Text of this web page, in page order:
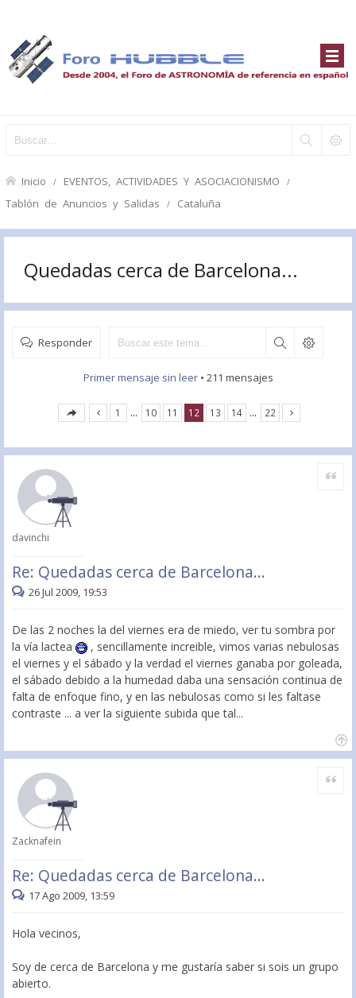
Inicio EVENTOS, ACTIVIDADES Y ASOCIACIONISMO
Tablón de Anuncios y Salidas Cataluña
Quedadas cerca de Barcelona...
Responder
Primer mensaje sin leer• 211 mensajes
1 … 10 11 12 13 14 … 22
davinchi
Re: Quedadas cerca de Barcelona...
Citar
26 Jul 2009, 19:53
De las 2 noches la del viernes era de miedo, ver tu sombra por
la vía lactea
, sencillamente increible, vimos varias nebulosas
el viernes y el sábado y la verdad el viernes ganaba por goleada,
el sábado debido a la humedad daba una sensación continua de
falta de enfoque fino, y en las nebulosas como si les faltase
contraste ... a ver la siguiente subida que tal...
Zacknafein
Re: Quedadas cerca de Barcelona...
Citar
17 Ago 2009, 13:59
Hola vecinos,
Soy de cerca de Barcelona y me gustaría saber si sois un grupo
abierto.